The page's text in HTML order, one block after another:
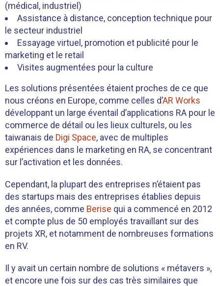
(médical, industriel)
Assistance à distance, conception technique pour
le secteur industriel
Essayage virtuel, promotion et publicité pour le
marketing et le retail
Visites augmentées pour la culture
Les solutions présentées étaient proches de ce que
nous créons en Europe, comme celles d’AR Works
développant un large éventail d’applications RA pour le
commerce de détail ou les lieux culturels, ou les
taiwanais de Digi Space, avec de multiples
expériences dans le marketing en RA, se concentrant
sur l’activation et les données.
Cependant, la plupart des entreprises n’étaient pas
des startups mais des entreprises établies depuis
des années, comme Berise qui a commencé en 2012
et compte plus de 50 employés travaillant sur des
projets XR, et notamment de nombreuses formations
en RV.
Il y avait un certain nombre de solutions « métavers »,
et encore une fois sur des cas très similaires que